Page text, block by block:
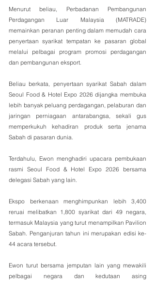
Menurut beliau, Perbadanan Pembangunan
Perdagangan Luar Malaysia (MATRADE)
memainkan peranan penting dalam memudah cara
penyertaan syarikat tempatan ke pasaran global
melalui pelbagai program promosi perdagangan
dan pembangunan eksport.
Beliau berkata, penyertaan syarikat Sabah dalam
Seoul Food & Hotel Expo 2026 dijangka membuka
lebih banyak peluang perdagangan, pelaburan dan
jaringan perniagaan antarabangsa, sekali gus
memperkukuh kehadiran produk serta jenama
Sabah di pasaran dunia.
Terdahulu, Ewon menghadiri upacara pembukaan
rasmi Seoul Food & Hotel Expo 2026 bersama
delegasi Sabah yang lain.
Ekspo berkenaan menghimpunkan lebih 3,400
reruai melibatkan 1,800 syarikat dari 49 negara,
termasuk Malaysia yang turut menampilkan Pavilion
Sabah. Penganjuran tahun ini merupakan edisi ke-
44 acara tersebut.
Ewon turut bersama jemputan lain yang mewakili
pelbagai negara dan kedutaan asing